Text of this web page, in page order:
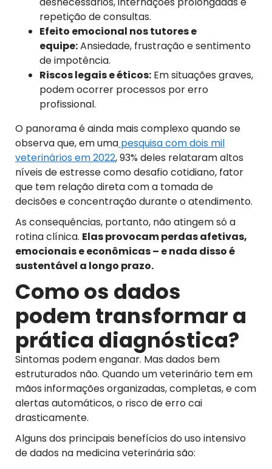
repetição de consultas.
Efeito emocional nos tutores e
equipe:Ansiedade, frustração e sentimento
de impotência.
Riscos legais e éticos: Em situações graves,
podem ocorrer processos por erro
profissional.
O panorama é ainda mais complexo quando se
observa que, em uma pesquisa com dois mil
veterinários em 2022, 93% deles relataram altos
níveis de estresse como desafio cotidiano, fator
que tem relação direta com a tomada de
decisões e concentração durante o atendimento.
As consequências, portanto, não atingem só a
rotina clínica. Elas provocam perdas afetivas,
emocionais e econômicas – e nada disso é
sustentável a longo prazo.
Como os dados
podem transformar a
prática diagnóstica?
Sintomas podem enganar. Mas dados bem
estruturados não. Quando um veterinário tem em
mãos informações organizadas, completas, e com
alertas automáticos, o risco de erro cai
drasticamente.
Alguns dos principais benefícios do uso intensivo
de dados na medicina veterinária são: